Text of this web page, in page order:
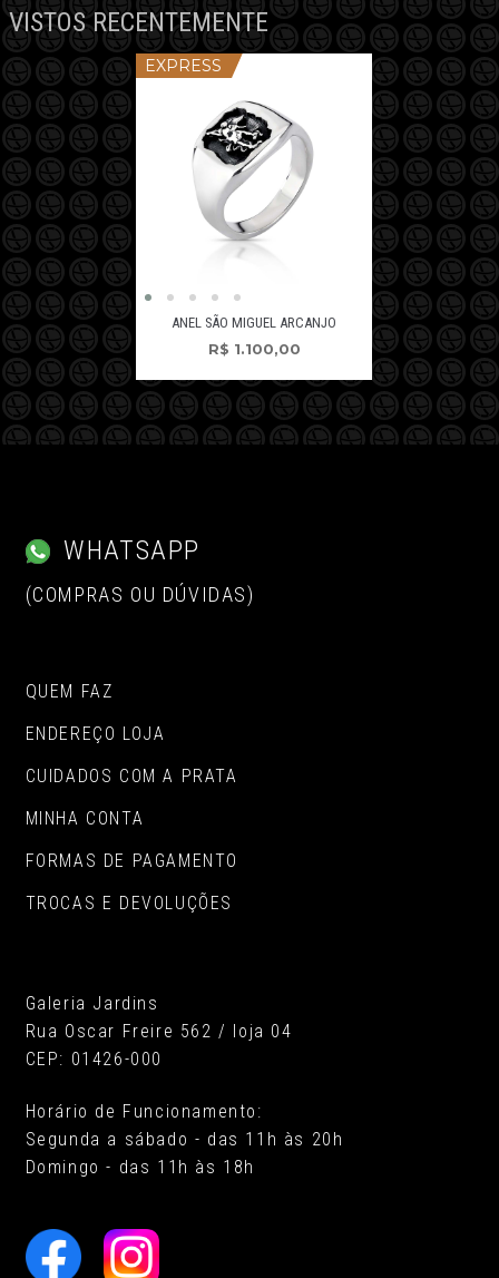
VISTOS RECENTEMENTE
EXPRESS
ANEL SÃO MIGUEL ARCANJO
R$ 1.100,00
WHATSAPP
(COMPRAS OU DÚVIDAS)
QUEM FAZ
ENDEREÇO LOJA
CUIDADOS COM A PRATA
MINHA CONTA
FORMAS DE PAGAMENTO
TROCAS E DEVOLUÇÕES
Galeria Jardins
Rua Oscar Freire 562 / loja 04
CEP: 01426-000
Horário de Funcionamento:
Segunda a sábado - das 11h às 20h
Domingo - das 11h às 18h